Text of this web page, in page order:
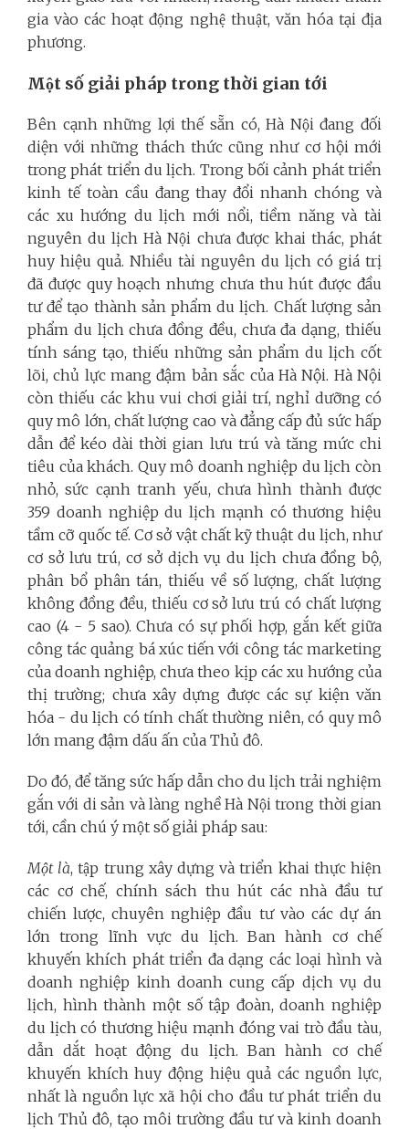
gia vào các hoạt động nghệ thuật, văn hóa tại địa
phương.
Một số giải pháp trong thời gian tới
Bên cạnh những lợi thế sẵn có, Hà Nội đang đối
diện với những thách thức cũng như cơ hội mới
trong phát triển du lịch. Trong bối cảnh phát triển
kinh tế toàn cầu đang thay đổi nhanh chóng và
các xu hướng du lịch mới nổi, tiềm năng và tài
nguyên du lịch Hà Nội chưa được khai thác, phát
huy hiệu quả. Nhiều tài nguyên du lịch có giá trị
đã được quy hoạch nhưng chưa thu hút được đầu
tư để tạo thành sản phẩm du lịch. Chất lượng sản
phẩm du lịch chưa đồng đều, chưa đa dạng, thiếu
tính sáng tạo, thiếu những sản phẩm du lịch cốt
lõi, chủ lực mang đậm bản sắc của Hà Nội. Hà Nội
còn thiếu các khu vui chơi giải trí, nghỉ dưỡng có
quy mô lớn, chất lượng cao và đẳng cấp đủ sức hấp
dẫn để kéo dài thời gian lưu trú và tăng mức chi
tiêu của khách. Quy mô doanh nghiệp du lịch còn
nhỏ, sức cạnh tranh yếu, chưa hình thành được
359 doanh nghiệp du lịch mạnh có thương hiệu
tầm cỡ quốc tế. Cơ sở vật chất kỹ thuật du lịch, như
cơ sở lưu trú, cơ sở dịch vụ du lịch chưa đồng bộ,
phân bổ phân tán, thiếu về số lượng, chất lượng
không đồng đều, thiếu cơ sở lưu trú có chất lượng
cao (4 - 5 sao). Chưa có sự phối hợp, gắn kết giữa
công tác quảng bá xúc tiến với công tác marketing
của doanh nghiệp, chưa theo kịp các xu hướng của
thị trường; chưa xây dựng được các sự kiện văn
hóa - du lịch có tính chất thường niên, có quy mô
lớn mang đậm dấu ấn của Thủ đô.
Do đó, để tăng sức hấp dẫn cho du lịch trải nghiệm
gắn với di sản và làng nghề Hà Nội trong thời gian
tới, cần chú ý một số giải pháp sau:
Một là, tập trung xây dựng và triển khai thực hiện
các cơ chế, chính sách thu hút các nhà đầu tư
chiến lược, chuyên nghiệp đầu tư vào các dự án
lớn trong lĩnh vực du lịch. Ban hành cơ chế
khuyến khích phát triển đa dạng các loại hình và
doanh nghiệp kinh doanh cung cấp dịch vụ du
lịch, hình thành một số tập đoàn, doanh nghiệp
du lịch có thương hiệu mạnh đóng vai trò đầu tàu,
dẫn dắt hoạt động du lịch. Ban hành cơ chế
khuyến khích huy động hiệu quả các nguồn lực,
nhất là nguồn lực xã hội cho đầu tư phát triển du
lịch Thủ đô, tạo môi trường đầu tư và kinh doanh